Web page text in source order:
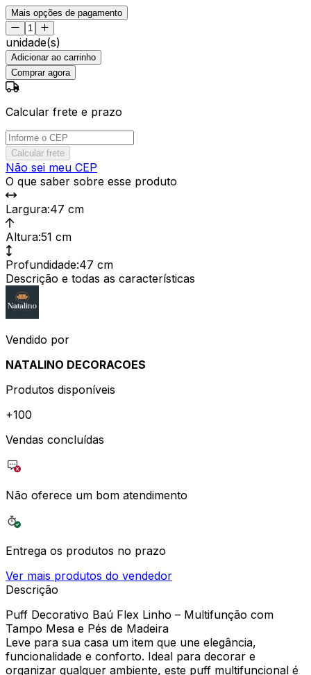
Mais opções de pagamento
unidade(s)
Adicionar ao carrinho
Comprar agora
Calcular frete e prazo
Calcular frete
Não sei meu CEP
O que saber sobre esse produto
Largura:47 cm
Altura:51 cm
Profundidade:47 cm
Descrição e todas as características
Vendido por
NATALINO DECORACOES
Produtos disponíveis
+100
Vendas concluídas
Não oferece um bom atendimento
Entrega os produtos no prazo
Ver mais produtos do vendedor
Descrição
Puff Decorativo Baú Flex Linho – Multifunção com
Tampo Mesa e Pés de Madeira
Leve para sua casa um item que une elegância,
funcionalidade e conforto. Ideal para decorar e
organizar qualquer ambiente, este puff multifuncional é